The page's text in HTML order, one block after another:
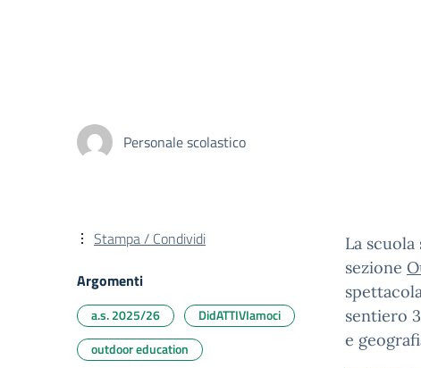
Personale scolastico
La
sezione
sentiero
e
Stampa / Condividi
Argomenti
a.s. 2025/26
DidATTIVIamoci
outdoor education